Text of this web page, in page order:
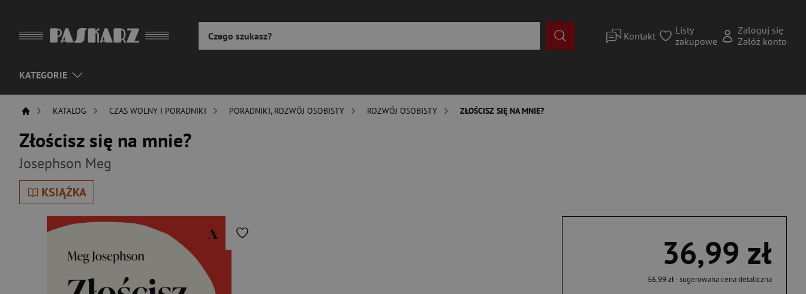
Kontakt
Listy
zakupowe
Zaloguj się
Załóż konto
KATEGORIE
KATALOG CZAS WOLNY I PORADNIKI PORADNIKI, ROZWÓJ OSOBISTY ROZWÓJ OSOBISTY ZŁOŚCISZ SIĘ NA MNIE?
Złościsz się na mnie?
Josephson Meg
KSIĄŻKA
36,99 zł
56,99 zł- sugerowana cena detaliczna